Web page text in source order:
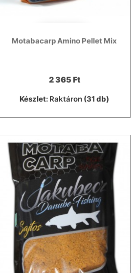
Motabacarp Amino Pellet Mix
2 365 Ft
Készlet: Raktáron (31 db)